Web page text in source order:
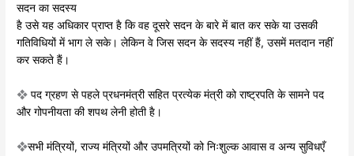
सदन का सदस्य
है उसे यह अधिकार प्राप्त है कि वह दूसरे सदनके बारे में बात कर सके या उसकी
गतिविधियों मेंभाग ले सके। लेकिन वे जिस सदन के सदस्य नहींहैं, उसमें मतदान नहीं
कर सकते हैं।
❖ पद ग्रहण से पहले प्रधनमंत्री सहित प्रत्येकमंत्री को राष्ट्रपति के सामने पद
और गोपनीयताकी शपथ लेनी होती है।
❖सभी मंत्रियों, राज्य मंत्रियों और उपमत्रियों को निःशुल्क आवास व अन्य सुविधएँ